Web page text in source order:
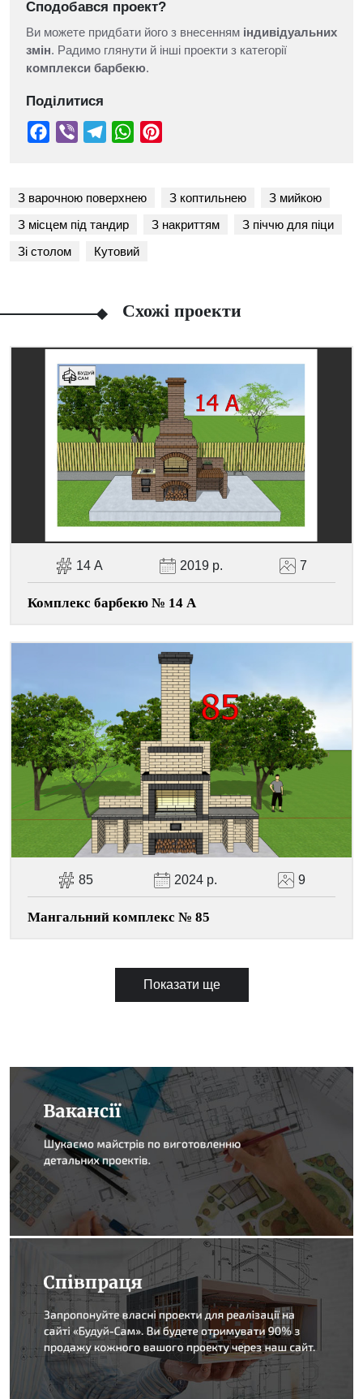
Сподобався проект?
Ви можете придбати його з внесенням індивідуальних
змін. Радимо глянути й інші проекти з категорії
комплекси барбекю.
Поділитися
З варочною поверхнею З коптильнею
З мийкою
З місцем під тандир
З накриттям
З піччю для піци
Зі столом
Кутовий
Схожі проекти
14 А 2019 р. 7
Комплекс барбекю № 14 А
85 2024 р. 9
Мангальний комплекс № 85
Показати ще